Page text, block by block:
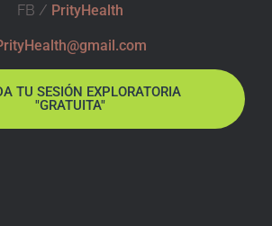
FB / PrityHealth
TU SESIÓN EXPLORATORIA
"GRATUITA"